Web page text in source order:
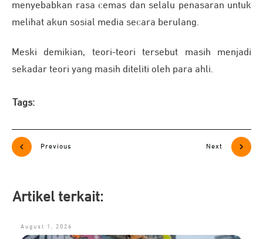
menyebabkan rasa cemas dan selalu penasaran untuk
melihat akun sosial media secara berulang.
Meski demikian, teori-teori tersebut masih menjadi
sekadar teori yang masih diteliti oleh para ahli.
Tags:
Previous Next
Artikel terkait:
August 1, 2026